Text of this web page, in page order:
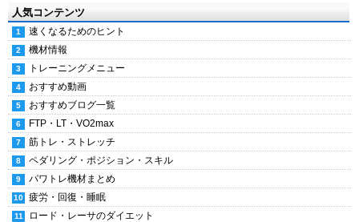
人気コンテンツ
速くなるためのヒント
機材情報
トレーニングメニュー
おすすめ動画
おすすめブログ一覧
FTP・LT・VO2max
筋トレ・ストレッチ
ペダリング・ポジション・スキル
パワトレ機材まとめ
疲労・回復・睡眠
ロード・レーサのダイエット